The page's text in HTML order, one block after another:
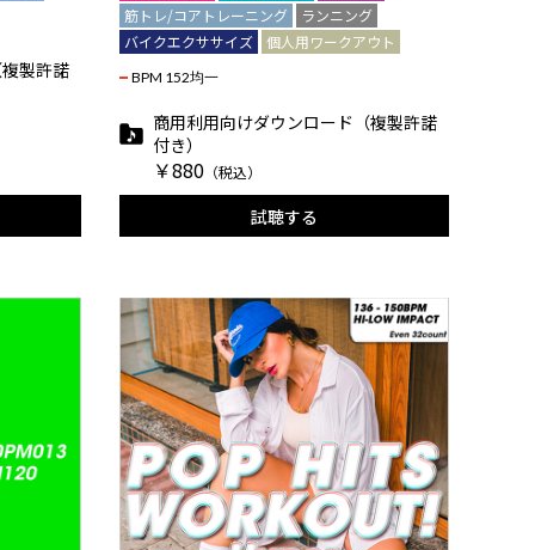
製許諾
筋トレ/コアトレーニング
ランニング
バイクエクササイズ
個人用ワークアウト
BPM 152均一
商用利用向けダウンロード（複製許諾
付き）
￥880 （税込）
試聴する